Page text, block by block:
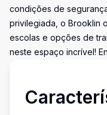
condições de
privilegiada, o Brooklin
escolas e opções de
neste espaço incrível!